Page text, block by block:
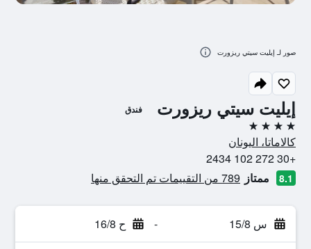
إيليت سيتي ريزورت فندق
4 نجوم
كالاماتا، اليونان
+30 272 102 2434
8.1 ممتاز 789 من التقييمات تم التحقق منها
س 15/8 - ح 16/8
صور لـ إيليت سيتي ريزورت